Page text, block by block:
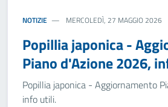
NOTIZIE MERCOLEDÌ, 27 MAGGIO 2026
Popillia japonica -
Piano d'Azione 2026,
Popillia japonica - Aggiornamento
info utili.